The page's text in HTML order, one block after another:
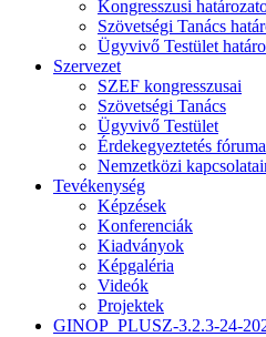
Kongresszusi
Szövetségi Tanács
Ügyvivő Testület
Szervezet
SZEF kongresszusai
Szövetségi Tanács
Ügyvivő Testület
Érdekegyeztetés
Nemzetközi
Tevékenység
Képzések
Konferenciák
Kiadványok
Képgaléria
Videók
Projektek
GINOP_PLUSZ-3.2.3-24-